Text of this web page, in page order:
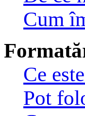
Cum
Ce
Pot